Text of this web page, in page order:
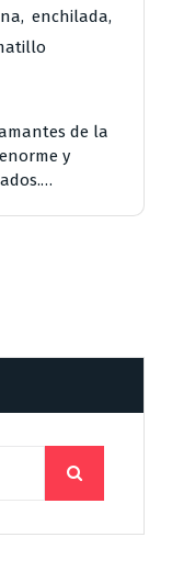
, enchilada,
de la
y